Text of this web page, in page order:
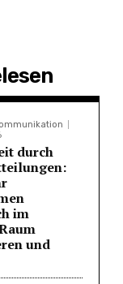
durch
im
und